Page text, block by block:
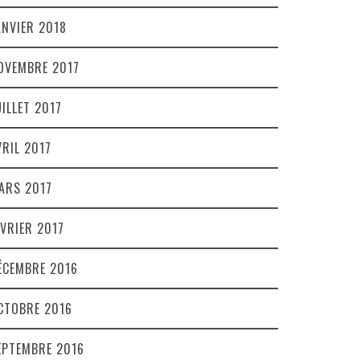
2018
2017
2017
2017
2017
2017
2016
2016
2016